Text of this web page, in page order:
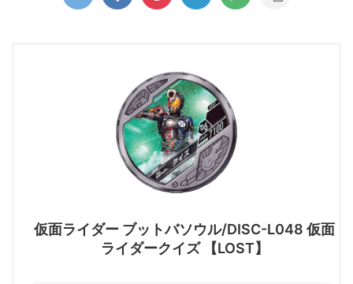
仮面ライダー ブットバソウル/DISC-L048 仮面
ライダークイズ 【LOST】